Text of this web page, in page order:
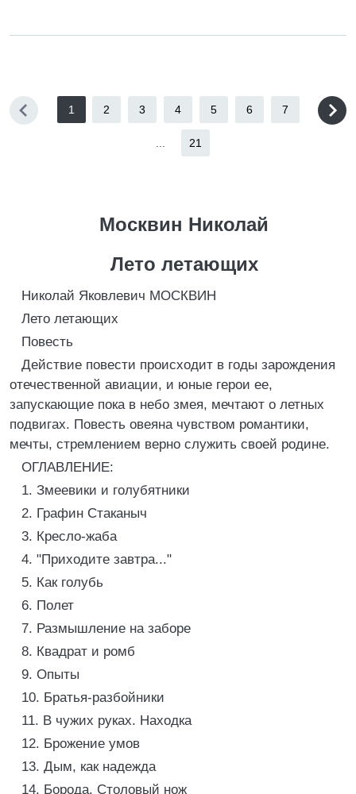
1 2 3 4 5 6 7
21
Москвин Николай
Лето летающих
Николай Яковлевич МОСКВИН
Лето летающих
Повесть
Действие повести происходит в годы зарождения
отечественной авиации, и юные герои ее,
запускающие пока в небо змея, мечтают о летных
подвигах. Повесть овеяна чувством романтики,
мечты, стремлением верно служить своей родине.
ОГЛАВЛЕНИЕ:
1. Змеевики и голубятники
2. Графин Стаканыч
3. Кресло-жаба
4. "Приходите завтра..."
5. Как голубь
6. Полет
7. Размышление на заборе
8. Квадрат и ромб
9. Опыты
10. Братья-разбойники
11. В чужих руках. Находка
12. Брожение умов
13. Дым, как надежда
14. Борода. Столовый нож